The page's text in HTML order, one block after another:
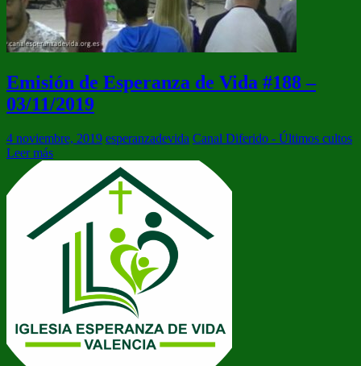
Emisión de Esperanza de Vida #188 –
03/11/2019
4 noviembre, 2019 esperanzadevida Canal Diferido - Últimos cultos
Leer más